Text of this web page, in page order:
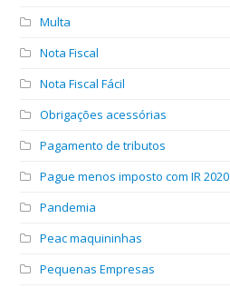
Multa
Nota Fiscal
Nota Fiscal Fácil
Obrigações acessórias
Pagamento de tributos
Pague menos imposto com IR 2020
Pandemia
Peac maquininhas
Pequenas Empresas